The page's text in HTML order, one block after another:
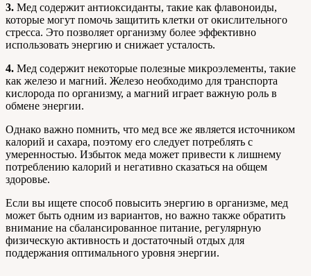
3. Мед содержит антиоксиданты, такие как флавоноиды,
которые могут помочь защитить клетки от окислительного
стресса. Это позволяет организму более эффективно
использовать энергию и снижает усталость.
4. Мед содержит некоторые полезные микроэлементы, такие
как железо и магний. Железо необходимо для транспорта
кислорода по организму, а магний играет важную роль в
обмене энергии.
Однако важно помнить, что мед все же является источником
калорий и сахара, поэтому его следует потреблять с
умеренностью. Избыток меда может привести к лишнему
потреблению калорий и негативно сказаться на общем
здоровье.
Если вы ищете способ повысить энергию в организме, мед
может быть одним из вариантов, но важно также обратить
внимание на сбалансированное питание, регулярную
физическую активность и достаточный отдых для
поддержания оптимального уровня энергии.